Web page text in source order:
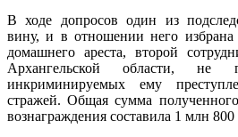
В ходе допросов один из
вину, и в отношении него избрана
домашнего ареста, второй
Архангельской области,
инкриминируемых ему
стражей. Общая сумма
вознаграждения составила 1 млн